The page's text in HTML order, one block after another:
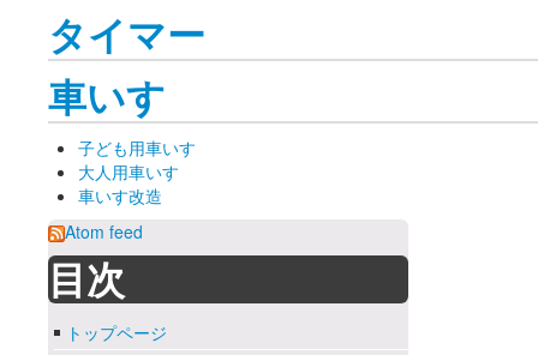
タイマー
車いす
子ども用車いす
大人用車いす
車いす改造
Atom feed
目次
トップページ